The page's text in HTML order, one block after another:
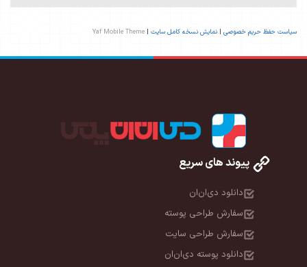
سیاست حفظ حریم خصوصی | نمایش نسخه کامل سایت |
Yaf Mobile Theme
پیوند های سریع
دانلود دی‌ان‌ان
سفارش طراحی پوسته
سفارش طراحی سایت
دانلود پوسته دی‌ان‌ان